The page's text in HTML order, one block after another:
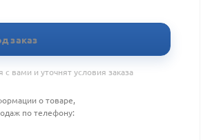
заказ
вами и уточнят условия заказа
о товаре,
по телефону: